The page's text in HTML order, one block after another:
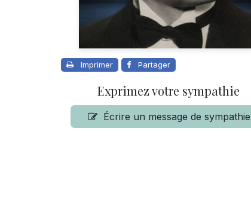
Imprimer Partager
Exprimez votre sympathie
Écrire un message de sympathie